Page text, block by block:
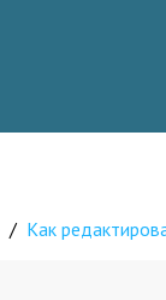
/ Как